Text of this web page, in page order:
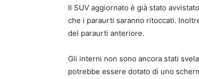
Il SUV aggiornato è già stato
che i paraurti saranno ritoccati.
del paraurti anteriore.
Gli interni non sono ancora stati
potrebbe essere dotato di uno